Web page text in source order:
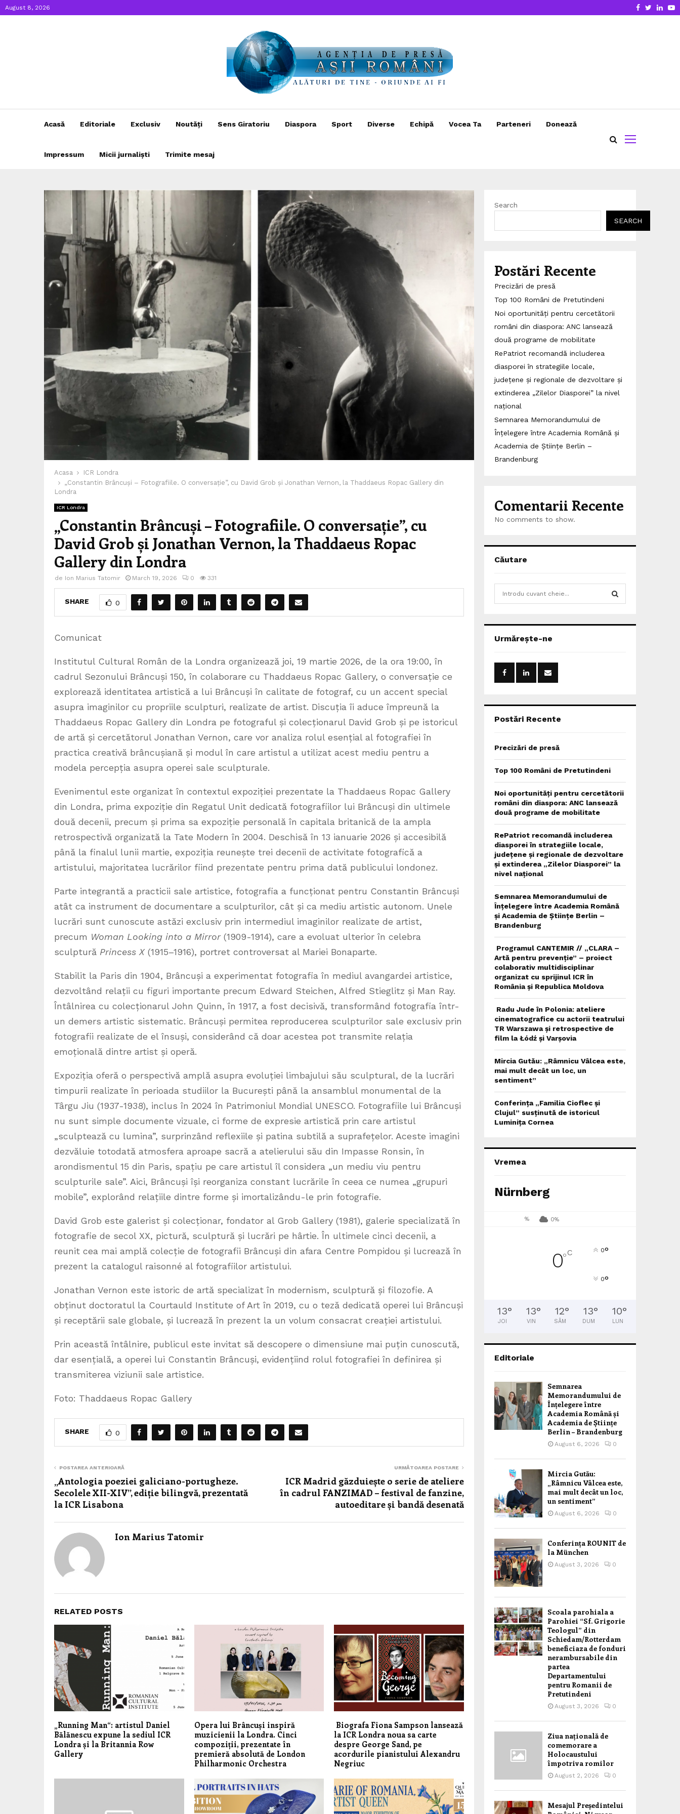
August 8, 2026 Facebook
Twitter
Acasă Editoriale Exclusiv Noutăți Sens Giratoriu Diaspora Sport Diverse Echipă Vocea Ta Parteneri Donează
Impressum Micii jurnaliști Trimite mesaj
Acasa
ICR Londra
„Constantin Brâncuși – Fotografiile. O conversație”, cu David Grob și Jonathan Vernon, la Thaddaeus Ropac Gallery din
Londra
ICR Londra
„Constantin Brâncuși – Fotografiile. O conversație”, cu
David Grob și Jonathan Vernon, la Thaddaeus Ropac
Gallery din Londra
de Ion Marius Tatomir March 19, 2026 0 331
SHARE 0
Comunicat
Institutul Cultural Român de la Londra organizează joi, 19 martie 2026, de la ora 19:00, în
cadrul Sezonului Brâncuși 150, în colaborare cu Thaddaeus Ropac Gallery, o conversație ce
explorează identitatea artistică a lui Brâncuși în calitate de fotograf, cu un accent special
asupra imaginilor cu propriile sculpturi, realizate de artist. Discuția îi aduce împreună la
Thaddaeus Ropac Gallery din Londra pe fotograful și colecționarul David Grob și pe istoricul
de artă și cercetătorul Jonathan Vernon, care vor analiza rolul esențial al fotografiei în
practica creativă brâncușiană și modul în care artistul a utilizat acest mediu pentru a
modela percepția asupra operei sale sculpturale.
Evenimentul este organizat în contextul expoziției prezentate la Thaddaeus Ropac Gallery
din Londra, prima expoziție din Regatul Unit dedicată fotografiilor lui Brâncuși din ultimele
două decenii, precum și prima sa expoziție personală în capitala britanică de la ampla
retrospectivă organizată la Tate Modern în 2004. Deschisă în 13 ianuarie 2026 și accesibilă
până la finalul lunii martie, expoziția reunește trei decenii de activitate fotografică a
artistului, majoritatea lucrărilor fiind prezentate pentru prima dată publicului londonez.
Parte integrantă a practicii sale artistice, fotografia a funcționat pentru Constantin Brâncuși
atât ca instrument de documentare a sculpturilor, cât și ca mediu artistic autonom. Unele
lucrări sunt cunoscute astăzi exclusiv prin intermediul imaginilor realizate de artist,
precum Woman Looking into a Mirror(1909-1914), care a evoluat ulterior în celebra
sculptură Princess X(1915–1916), portret controversat al Mariei Bonaparte.
Stabilit la Paris din 1904, Brâncuși a experimentat fotografia în mediul avangardei artistice,
dezvoltând relații cu figuri importante precum Edward Steichen, Alfred Stieglitz și Man Ray.
Întâlnirea cu colecționarul John Quinn, în 1917, a fost decisivă, transformând fotografia într-
un demers artistic sistematic. Brâncuși permitea reproducerea sculpturilor sale exclusiv prin
fotografii realizate de el însuși, considerând că doar acestea pot transmite relația
emoțională dintre artist și operă.
Expoziția oferă o perspectivă amplă asupra evoluției limbajului său sculptural, de la lucrări
timpurii realizate în perioada studiilor la București până la ansamblul monumental de la
Târgu Jiu (1937-1938), inclus în 2024 în Patrimoniul Mondial UNESCO. Fotografiile lui Brâncuși
nu sunt simple documente vizuale, ci forme de expresie artistică prin care artistul
„sculptează cu lumina”, surprinzând reflexiile și patina subtilă a suprafețelor. Aceste imagini
dezvăluie totodată atmosfera aproape sacră a atelierului său din Impasse Ronsin, în
arondismentul 15 din Paris, spațiu pe care artistul îl considera „un mediu viu pentru
sculpturile sale”. Aici, Brâncuși își reorganiza constant lucrările în ceea ce numea „grupuri
mobile”, explorând relațiile dintre forme și imortalizându-le prin fotografie.
David Grob este galerist și colecționar, fondator al Grob Gallery (1981), galerie specializată în
fotografie de secol XX, pictură, sculptură și lucrări pe hârtie. În ultimele cinci decenii, a
reunit cea mai amplă colecție de fotografii Brâncuși din afara Centre Pompidou și lucrează în
prezent la catalogul raisonné al fotografiilor artistului.
Jonathan Vernon este istoric de artă specializat în modernism, sculptură și filozofie. A
obținut doctoratul la Courtauld Institute of Art în 2019, cu o teză dedicată operei lui Brâncuși
și receptării sale globale, și lucrează în prezent la un volum consacrat creației artistului.
Prin această întâlnire, publicul este invitat să descopere o dimensiune mai puțin cunoscută,
dar esențială, a operei lui Constantin Brâncuși, evidențiind rolul fotografiei în definirea și
transmiterea viziunii sale artistice.
Foto: Thaddaeus Ropac Gallery
SHARE 0
POSTAREA ANTERIOARĂ
„Antologia poeziei galiciano-portugheze.
Secolele XII-XIV”, ediție bilingvă, prezentată
la ICR Lisabona
URMĂTOAREA POSTARE
ICR Madrid găzduiește o serie de ateliere
în cadrul FANZIMAD – festival de fanzine,
autoeditare și bandă desenată
Ion Marius Tatomir
RELATED POSTS
„Running Man“: artistul Daniel
Bălănescu expune la sediul ICR
Londra și la Britannia Row
Gallery
Opera lui Brâncuși inspiră
muzicienii la Londra. Cinci
compoziții, prezentate în
premieră absolută de London
Philharmonic Orchestra
Biografa Fiona Sampson lansează
la ICR Londra noua sa carte
despre George Sand, pe
acordurile pianistului Alexandru
Negriuc
Search
SEARCH
Postări Recente
Precizări de presă
Top 100 Români de Pretutindeni
Noi oportunități pentru cercetătorii
români din diaspora: ANC lansează
două programe de mobilitate
RePatriot recomandă includerea
diasporei în strategiile locale,
județene și regionale de dezvoltare și
extinderea „Zilelor Diasporei” la nivel
național
Semnarea Memorandumului de
Înțelegere între Academia Română și
Academia de Științe Berlin –
Brandenburg
Comentarii Recente
No comments to show.
Căutare
h
o
:
Urmărește-ne
Postări Recente
Precizări de presă
Top 100 Români de Pretutindeni
Noi oportunități pentru cercetătorii
români din diaspora: ANC lansează
două programe de mobilitate
RePatriot recomandă includerea
diasporei în strategiile locale,
județene și regionale de dezvoltare
și extinderea „Zilelor Diasporei” la
nivel național
Semnarea Memorandumului de
Înțelegere între Academia Română
și Academia de Științe Berlin –
Brandenburg
Programul CANTEMIR // „CLARA –
Artă pentru prevenție” – proiect
colaborativ multidisciplinar
organizat cu sprijinul ICR în
România și Republica Moldova
Radu Jude în Polonia: ateliere
cinematografice cu actorii teatrului
TR Warszawa și retrospective de
film la Łódź și Varșovia
Mircia Gutău: „Râmnicu Vâlcea este,
mai mult decât un loc, un
sentiment”
Conferința „Familia Cioflec și
Clujul” susținută de istoricul
Luminița Cornea
Vremea
Nürnberg
% 0%
0°C 0°
0°
13°
JOI
13°
VIN
12°
SÂM
13°
DUM
10°
LUN
Editoriale
Semnarea
Memorandumului de
Înțelegere între
Academia Română și
Academia de Științe
Berlin – Brandenburg
August 6, 2026 0
Mircia Gutău:
„Râmnicu Vâlcea este,
mai mult decât un loc,
un sentiment”
August 6, 2026 0
Conferința ROUNIT de
la München
August 3, 2026 0
Scoala parohiala a
Parohiei “Sf. Grigorie
Teologul” din
Schiedam/Rotterdam
beneficiaza de fonduri
nerambursabile din
partea
Departamentului
pentru Romanii de
Pretutindeni
August 3, 2026 0
Ziua națională de
comemorare a
Holocaustului
împotriva romilor
August 2, 2026 0
Mesajul Președintelui